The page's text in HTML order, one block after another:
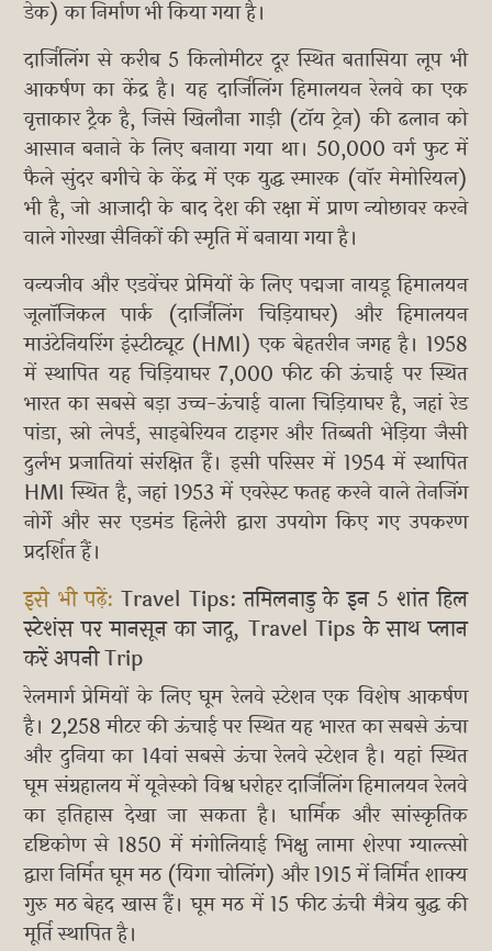
डेक) का निर्माण भी किया गया है।
दार्जिलिंग से करीब 5 किलोमीटर दूर स्थित बतासिया लूप भी
आकर्षण का केंद्र है। यह दार्जिलिंग हिमालयन रेलवे का एक
वृत्ताकार ट्रैक है, जिसे खिलौना गाड़ी (टॉय ट्रेन) की ढलान को
आसान बनाने के लिए बनाया गया था। 50,000 वर्ग फुट में
फैले सुंदर बगीचे के केंद्र में एक युद्ध स्मारक (वॉर मेमोरियल)
भी है, जो आजादी के बाद देश की रक्षा में प्राण न्योछावर करने
वाले गोरखा सैनिकों की स्मृति में बनाया गया है।
वन्यजीव और एडवेंचर प्रेमियों के लिए पद्मजा नायडू हिमालयन
जूलॉजिकल पार्क (दार्जिलिंग चिड़ियाघर) और हिमालयन
माउंटेनियरिंग इंस्टीट्यूट (HMI) एक बेहतरीन जगह है। 1958
में स्थापित यह चिड़ियाघर 7,000 फीट की ऊंचाई पर स्थित
भारत का सबसे बड़ा उच्च-ऊंचाई वाला चिड़ियाघर है, जहां रेड
पांडा, स्नो लेपर्ड, साइबेरियन टाइगर और तिब्बती भेड़िया जैसी
दुर्लभ प्रजातियां संरक्षित हैं। इसी परिसर में 1954 में स्थापित
HMI स्थित है, जहां 1953 में एवरेस्ट फतह करने वाले तेनजिंग
नोर्गे और सर एडमंड हिलेरी द्वारा उपयोग किए गए उपकरण
प्रदर्शित हैं।
इसे भी पढ़ें:Travel Tips: तमिलनाडु के इन 5 शांत हिल
स्टेशंस पर मानसून का जादू, Travel Tips के साथ प्लान
करें अपनी Trip
रेलमार्ग प्रेमियों के लिए घूम रेलवे स्टेशन एक विशेष आकर्षण
है। 2,258 मीटर की ऊंचाई पर स्थित यह भारत का सबसे ऊंचा
और दुनिया का 14वां सबसे ऊंचा रेलवे स्टेशन है। यहां स्थित
घूम संग्रहालय में यूनेस्को विश्व धरोहर दार्जिलिंग हिमालयन रेलवे
का इतिहास देखा जा सकता है। धार्मिक और सांस्कृतिक
दृष्टिकोण से 1850 में मंगोलियाई भिक्षु लामा शेरपा ग्याल्त्सो
द्वारा निर्मित घूम मठ (यिगा चोलिंग) और 1915 में निर्मित शाक्य
गुरु मठ बेहद खास हैं। घूम मठ में 15 फीट ऊंची मैत्रेय बुद्ध की
मूर्ति स्थापित है।